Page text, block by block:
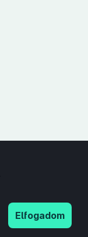
Elfogadom